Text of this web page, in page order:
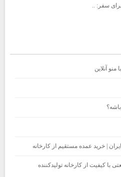
آنلاین
| خرید عمده مستقیم از کارخانه
با کیفیت از کارخانه تولیدکننده